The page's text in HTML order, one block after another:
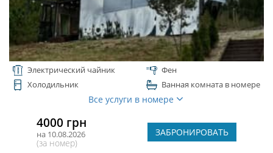
Электрический чайник
Фен
Холодильник
Ванная комната в номере
Все услуги в номере
4000 грн
на 10.08.2026
(за номер)
ЗАБРОНИРОВАТЬ